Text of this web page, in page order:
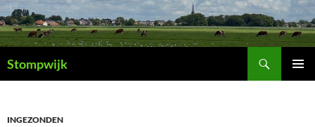
Ga
naar
de
inhoud
Stompwijk
INGEZONDEN